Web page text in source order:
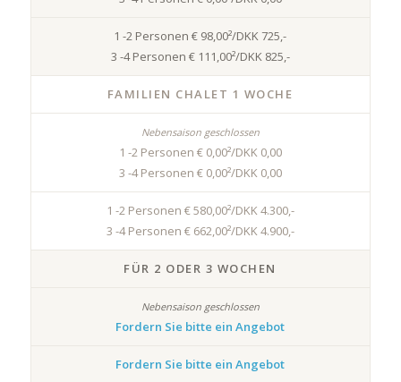
1 -2 Personen € 98,00²/DKK 725,-
3 -4 Personen € 111,00²/DKK 825,-
FAMILIEN CHALET 1 WOCHE
1 -2 Personen € 0,00²/DKK 0,00
3 -4 Personen € 0,00²/DKK 0,00
1 -2 Personen € 580,00²/DKK 4.300,-
3 -4 Personen € 662,00²/DKK 4.900,-
FÜR 2 ODER 3 WOCHEN
Fordern Sie bitte ein Angebot
Fordern Sie bitte ein Angebot